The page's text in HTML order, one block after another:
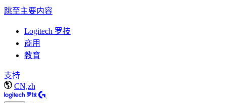
跳至主要内容
Logitech 罗技
商用
教育
支持
CN,zh